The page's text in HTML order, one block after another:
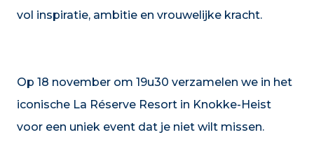
vol inspiratie, ambitie en vrouwelijke kracht.
Op 18 november om 19u30 verzamelen we in het
iconische La Réserve Resort in Knokke-Heist
voor een uniek event dat je niet wilt missen.